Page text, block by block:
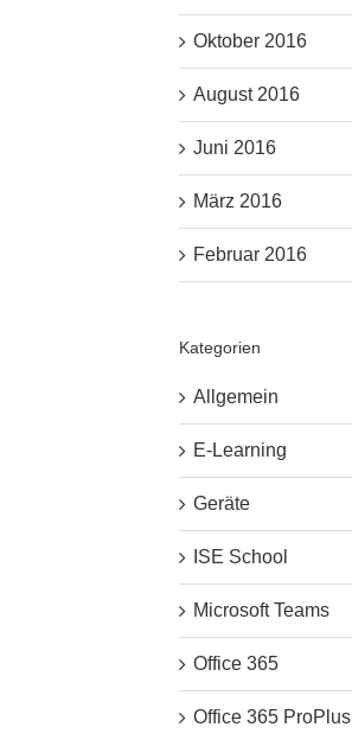
Oktober 2016
August 2016
Juni 2016
März 2016
Februar 2016
Kategorien
Allgemein
E-Learning
Geräte
ISE School
Microsoft Teams
Office 365
Office 365 ProPlus